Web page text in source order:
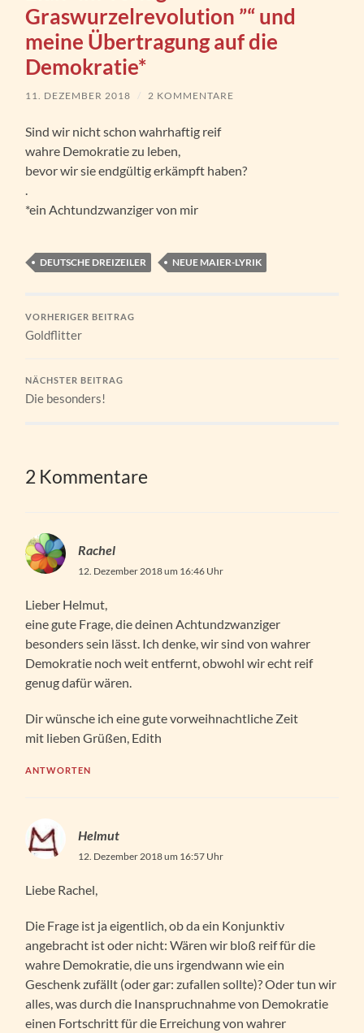
Graswurzelrevolution ”“ und
meine Übertragung auf die
Demokratie*
11. DEZEMBER 2018 / 2 KOMMENTARE
Sind wir nicht schon wahrhaftig reif
wahre Demokratie zu leben,
bevor wir sie endgültig erkämpft haben?
*ein Achtundzwanziger von mir
DEUTSCHE DREIZEILER NEUE MAIER-LYRIK
VORHERIGER BEITRAG
Goldflitter
NÄCHSTER BEITRAG
Die besonders!
2 Kommentare
Rachel
12. Dezember 2018 um 16:46 Uhr
Lieber Helmut,
eine gute Frage, die deinen Achtundzwanziger
besonders sein lässt. Ich denke, wir sind von wahrer
Demokratie noch weit entfernt, obwohl wir echt reif
genug dafür wären.
Dir wünsche ich eine gute vorweihnachtliche Zeit
mit lieben Grüßen, Edith
ANTWORTEN
Helmut
12. Dezember 2018 um 16:57 Uhr
Liebe Rachel,
Die Frage ist ja eigentlich, ob da ein Konjunktiv
angebracht ist oder nicht: Wären wir bloß reif für die
wahre Demokratie, die uns irgendwann wie ein
Geschenk zufällt (oder gar: zufallen sollte)? Oder tun wir
alles, was durch die Inanspruchnahme von Demokratie
einen Fortschritt für die Erreichung von wahrer